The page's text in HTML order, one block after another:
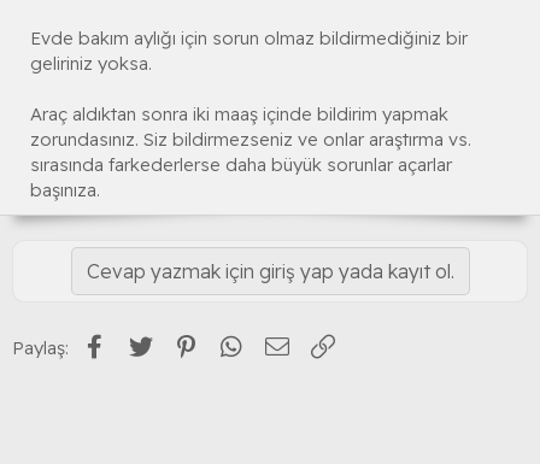
Evde bakım aylığı için sorun olmaz bildirmediğiniz bir
geliriniz yoksa.
Araç aldıktan sonra iki maaş içinde bildirim yapmak
zorundasınız. Siz bildirmezseniz ve onlar araştırma vs.
sırasında farkederlerse daha büyük sorunlar açarlar
başınıza.
Cevap yazmak için giriş yap yada kayıt ol.
Paylaş: Facebook
Twitter PinterestWhatsApp
E-posta